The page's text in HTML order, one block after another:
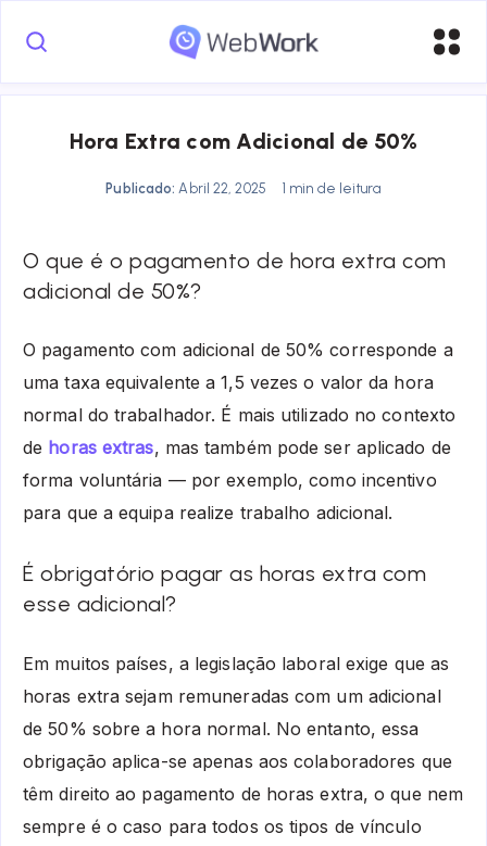
Hora Extra com Adicional de 50%
Publicado: Abril 22, 2025 1 min de leitura
O que é o pagamento de hora extra com
adicional de 50%?
O pagamento com adicional de 50% corresponde a
uma taxa equivalente a 1,5 vezes o valor da hora
normal do trabalhador. É mais utilizado no contexto
de horas extras, mas também pode ser aplicado de
forma voluntária — por exemplo, como incentivo
para que a equipa realize trabalho adicional.
É obrigatório pagar as horas extra com
esse adicional?
Em muitos países, a legislação laboral exige que as
horas extra sejam remuneradas com um adicional
de 50% sobre a hora normal. No entanto, essa
obrigação aplica-se apenas aos colaboradores que
têm direito ao pagamento de horas extra, o que nem
sempre é o caso para todos os tipos de vínculo